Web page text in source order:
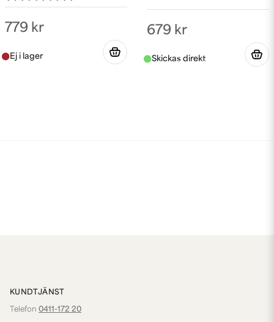
779 kr 679 kr
KUNDTJÄNST
Telefon 0411-172 20